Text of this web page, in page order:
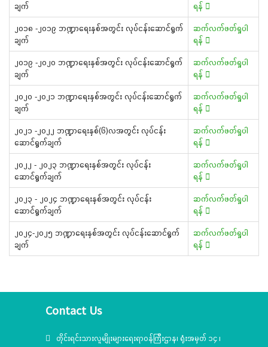
ချက်
ရန်
၂၀၁၈ -၂၀၁၉ ဘဏ္ဍာရေးနှစ်အတွင်း လုပ်ငန်းဆောင်ရွက်
ချက်
ဆက်လက်ဖတ်ရှုပါ
ရန်
၂၀၁၉ -၂၀၂၀ ဘဏ္ဍာရေးနှစ်အတွင်း လုပ်ငန်းဆောင်ရွက်
ချက်
ဆက်လက်ဖတ်ရှုပါ
ရန်
၂၀၂၀ -၂၀၂၁ ဘဏ္ဍာရေးနှစ်အတွင်း လုပ်ငန်းဆောင်ရွက်
ချက်
ဆက်လက်ဖတ်ရှုပါ
ရန်
၂၀၂၁ -၂၀၂၂ ဘဏ္ဍာရေးနှစ်(၆)လအတွင်း လုပ်ငန်း
ဆောင်ရွက်ချက်
ဆက်လက်ဖတ်ရှုပါ
ရန်
၂၀၂၂ - ၂၀၂၃ ဘဏ္ဍာရေးနှစ်အတွင်း လုပ်ငန်း
ဆောင်ရွက်ချက်
ဆက်လက်ဖတ်ရှုပါ
ရန်
၂၀၂၃ - ၂၀၂၄ ဘဏ္ဍာရေးနှစ်အတွင်း လုပ်ငန်း
ဆောင်ရွက်ချက်
ဆက်လက်ဖတ်ရှုပါ
ရန်
၂၀၂၄-၂၀၂၅ ဘဏ္ဍာရေးနှစ်အတွင်း လုပ်ငန်းဆောင်ရွက်
ချက်
ဆက်လက်ဖတ်ရှုပါ
ရန်
Contact Us
တိုင်းရင်းသားလူမျိုးများရေးရာဝန်ကြီးဌာန၊ ရုံးအမှတ် ၁၄ ၊